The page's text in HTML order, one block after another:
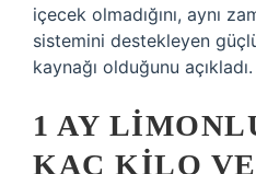
içecek olmadığını, aynı
sistemini destekleyen
kaynağı olduğunu açıkladı.
1 AY
KAÇ KILO